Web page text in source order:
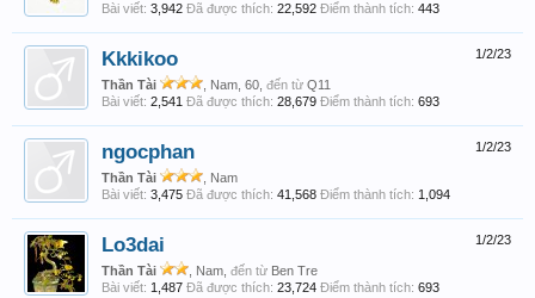
Bài viết: 3,942 Đã được thích: 22,592 Điểm thành tích: 443
1/2/23
Kkkikoo
Thần Tài , Nam, 60, đến từ Q11
Bài viết: 2,541 Đã được thích: 28,679 Điểm thành tích: 693
1/2/23
ngocphan
Thần Tài
, Nam
Bài viết: 3,475 Đã được thích: 41,568 Điểm thành tích: 1,094
1/2/23
Lo3dai
Thần Tài , Nam, đến từ Ben Tre
Bài viết: 1,487 Đã được thích: 23,724 Điểm thành tích: 693